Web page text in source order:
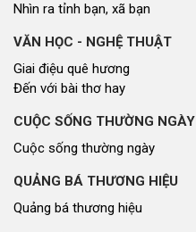
Nhìn ra tỉnh bạn, xã bạn
VĂN HỌC - NGHỆ THUẬT
Giai điệu quê hương
Đến với bài thơ hay
CUỘC SỐNG THƯỜNG NGÀY
Cuộc sống thường ngày
QUẢNG BÁ THƯƠNG HIỆU
Quảng bá thương hiệu